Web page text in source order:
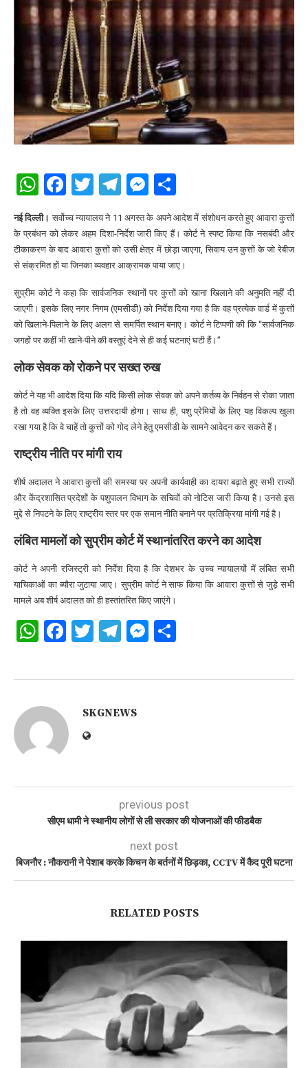
WhatsApp
Facebook
Twitter
Telegram
Messenger
नई दिल्ली। सर्वोच्च न्यायालय ने 11 अगस्त के अपने आदेश में संशोधन करते हुए आवारा कुत्तों
के प्रबंधन को लेकर अहम दिशा-निर्देश जारी किए हैं। कोर्ट ने स्पष्ट किया कि नसबंदी और
टीकाकरण के बाद आवारा कुत्तों को उसी क्षेत्र में छोड़ा जाएगा, सिवाय उन कुत्तों के जो रेबीज
से संक्रमित हों या जिनका व्यवहार आक्रामक पाया जाए।
सुप्रीम कोर्ट ने कहा कि सार्वजनिक स्थानों पर कुत्तों को खाना खिलाने की अनुमति नहीं दी
जाएगी। इसके लिए नगर निगम (एमसीडी) को निर्देश दिया गया है कि वह प्रत्येक वार्ड में कुत्तों
को खिलाने-पिलाने के लिए अलग से समर्पित स्थान बनाए। कोर्ट ने टिप्पणी की कि “सार्वजनिक
जगहों पर कहीं भी खाने-पीने की वस्तुएं देने से ही कई घटनाएं घटी हैं।”
लोक सेवक को रोकने पर सख्त रुख
कोर्ट ने यह भी आदेश दिया कि यदि किसी लोक सेवक को अपने कर्तव्य के निर्वहन से रोका जाता
है तो वह व्यक्ति इसके लिए उत्तरदायी होगा। साथ ही, पशु प्रेमियों के लिए यह विकल्प खुला
रखा गया है कि वे चाहें तो कुत्तों को गोद लेने हेतु एमसीडी के सामने आवेदन कर सकते हैं।
राष्ट्रीय नीति पर मांगी राय
शीर्ष अदालत ने आवारा कुत्तों की समस्या पर अपनी कार्यवाही का दायरा बढ़ाते हुए सभी राज्यों
और केंद्रशासित प्रदेशों के पशुपालन विभाग के सचिवों को नोटिस जारी किया है। उनसे इस
मुद्दे से निपटने के लिए राष्ट्रीय स्तर पर एक समान नीति बनाने पर प्रतिक्रिया मांगी गई है।
लंबित मामलों को सुप्रीम कोर्ट में स्थानांतरित करने का आदेश
कोर्ट ने अपनी रजिस्ट्री को निर्देश दिया है कि देशभर के उच्च न्यायालयों में लंबित सभी
याचिकाओं का ब्यौरा जुटाया जाए। सुप्रीम कोर्ट ने साफ किया कि आवारा कुत्तों से जुड़े सभी
मामले अब शीर्ष अदालत को ही हस्तांतरित किए जाएंगे।
WhatsApp
Facebook
Twitter
Telegram
Messenger
SKGNEWS
previous post
सीएम धामी ने स्थानीय लोगों से ली सरकार की योजनाओं की फीडबैक
next post
बिजनौर : नौकरानी ने पेशाब करके किचन के बर्तनों में छिड़का, CCTV में कैद पूरी घटना
RELATED POSTS